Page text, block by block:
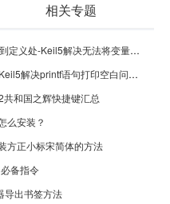
相关专题
Keil5怎么解决无法将变量或函数Go To到定义处-Keil5解决无法将变量或函数Go To到定义处的方法
Keil5怎么解决printf语句打印空白问题-Keil5解决printf语句打印空白问题的方法
和国之辉快捷键汇总
么安装？
方正小标宋简体的方法
备指令
导出书签方法